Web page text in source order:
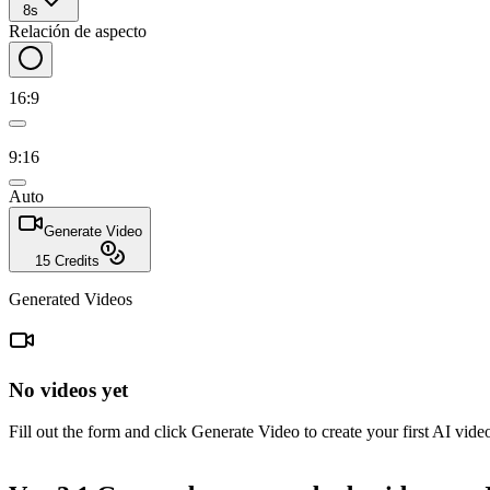
8s
Relación de aspecto
16:9
9:16
Auto
Generate Video
15 Credits
Generated Videos
No videos yet
Fill out the form and click Generate Video to create your first AI